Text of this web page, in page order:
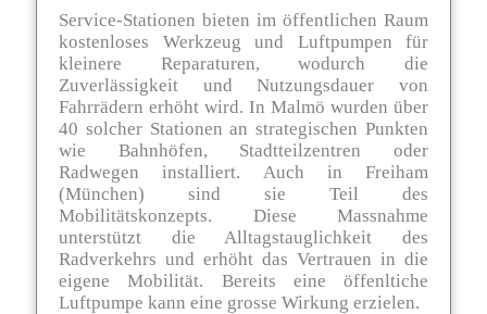
Service-Stationen bieten im öffentlichen Raum
kostenloses Werkzeug und Luftpumpen für
kleinere Reparaturen, wodurch die
Zuverlässigkeit und Nutzungsdauer von
Fahrrädern erhöht wird. In Malmö wurden über
40 solcher Stationen an strategischen Punkten
wie Bahnhöfen, Stadtteilzentren oder
Radwegen installiert. Auch in Freiham
(München) sind sie Teil des
Mobilitätskonzepts. Diese Massnahme
unterstützt die Alltagstauglichkeit des
Radverkehrs und erhöht das Vertrauen in die
eigene Mobilität. Bereits eine öffenltiche
Luftpumpe kann eine grosse Wirkung erzielen.